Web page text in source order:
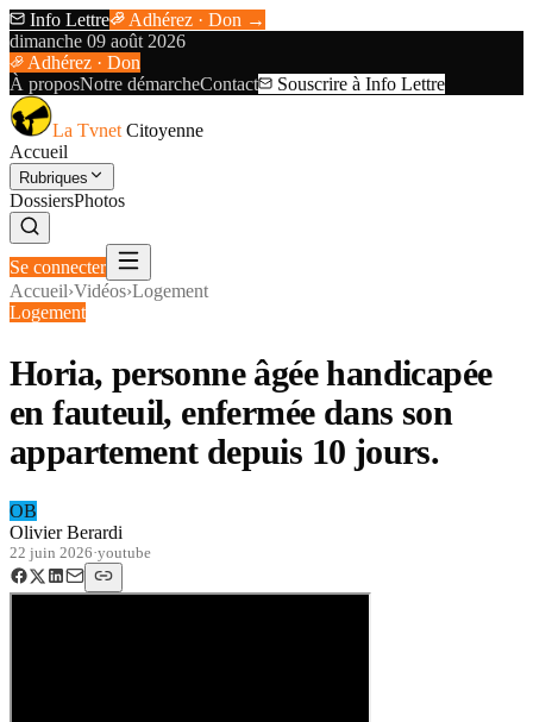
Info Lettre
Adhérez · Don →
dimanche 09 août 2026
Adhérez · Don
À proposNotre démarcheContact Souscrire à Info Lettre
La Tvnet Citoyenne
Accueil
Rubriques
DossiersPhotos
Se connecter
Accueil›Vidéos›Logement
Logement
Horia, personne âgée handicapée
en fauteuil, enfermée dans son
appartement depuis 10 jours.
OB
Olivier Berardi
22 juin 2026·youtube